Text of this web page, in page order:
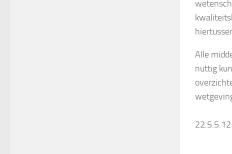
Alle
nuttig